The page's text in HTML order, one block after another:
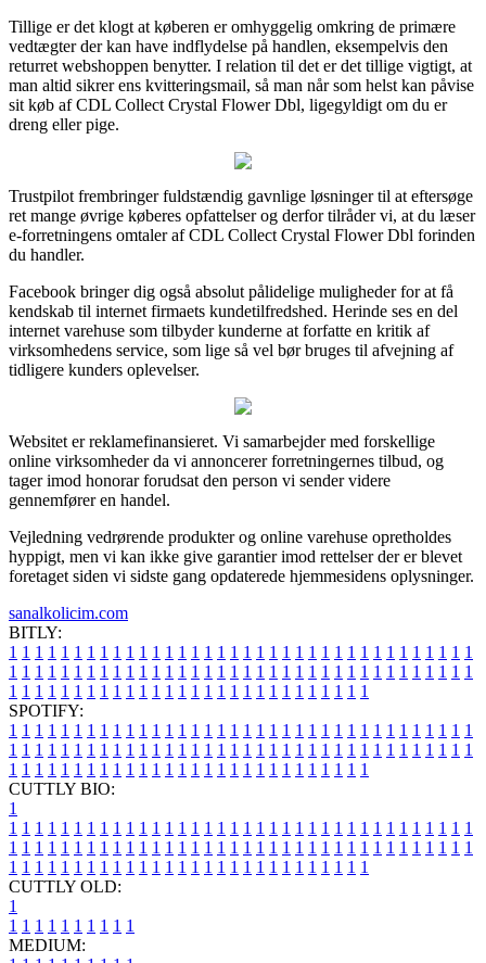
Tillige er det klogt at køberen er omhyggelig omkring de primære
vedtægter der kan have indflydelse på handlen, eksempelvis den
returret webshoppen benytter. I relation til det er det tillige vigtigt, at
man altid sikrer ens kvitteringsmail, så man når som helst kan påvise
sit køb af CDL Collect Crystal Flower Dbl, ligegyldigt om du er
dreng eller pige.
Trustpilot frembringer fuldstændig gavnlige løsninger til at eftersøge
ret mange øvrige køberes opfattelser og derfor tilråder vi, at du læser
e-forretningens omtaler af CDL Collect Crystal Flower Dbl forinden
du handler.
Facebook bringer dig også absolut pålidelige muligheder for at få
kendskab til internet firmaets kundetilfredshed. Herinde ses en del
internet varehuse som tilbyder kunderne at forfatte en kritik af
virksomhedens service, som lige så vel bør bruges til afvejning af
tidligere kunders oplevelser.
Websitet er reklamefinansieret. Vi samarbejder med forskellige
online virksomheder da vi annoncerer forretningernes tilbud, og
tager imod honorar forudsat den person vi sender videre
gennemfører en handel.
Vejledning vedrørende produkter og online varehuse opretholdes
hyppigt, men vi kan ikke give garantier imod rettelser der er blevet
foretaget siden vi sidste gang opdaterede hjemmesidens oplysninger.
sanalkolicim.com
BITLY:
1 1 1 1 1 1 1 1 1 1 1 1 1 1 1 1 1 1 1 1 1 1 1 1 1 1 1 1 1 1 1 1 1 1 1 1
1 1 1 1 1 1 1 1 1 1 1 1 1 1 1 1 1 1 1 1 1 1 1 1 1 1 1 1 1 1 1 1 1 1 1 1
1 1 1 1 1 1 1 1 1 1 1 1 1 1 1 1 1 1 1 1 1 1 1 1 1 1 1 1
SPOTIFY:
1 1 1 1 1 1 1 1 1 1 1 1 1 1 1 1 1 1 1 1 1 1 1 1 1 1 1 1 1 1 1 1 1 1 1 1
1 1 1 1 1 1 1 1 1 1 1 1 1 1 1 1 1 1 1 1 1 1 1 1 1 1 1 1 1 1 1 1 1 1 1 1
1 1 1 1 1 1 1 1 1 1 1 1 1 1 1 1 1 1 1 1 1 1 1 1 1 1 1 1
CUTTLY BIO:
1
1 1 1 1 1 1 1 1 1 1 1 1 1 1 1 1 1 1 1 1 1 1 1 1 1 1 1 1 1 1 1 1 1 1 1 1
1 1 1 1 1 1 1 1 1 1 1 1 1 1 1 1 1 1 1 1 1 1 1 1 1 1 1 1 1 1 1 1 1 1 1 1
1 1 1 1 1 1 1 1 1 1 1 1 1 1 1 1 1 1 1 1 1 1 1 1 1 1 1 1
CUTTLY OLD:
1
1 1 1 1 1 1 1 1 1 1
MEDIUM: